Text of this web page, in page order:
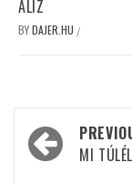
ALIZ
BYDAJER.HU /
Post
navigation
MI